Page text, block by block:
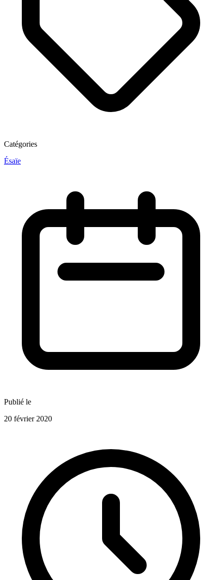
Catégories
Ésaïe
Publié le
20 février 2020